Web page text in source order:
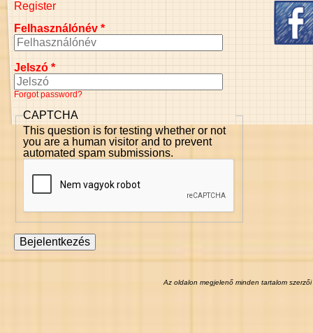
Register
Felhasználónév *
Jelszó *
Forgot password?
CAPTCHA
This question is for testing whether or not
you are a human visitor and to prevent
automated spam submissions.
Az oldalon megjelenő minden tartalom